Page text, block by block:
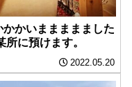
かいままままました
に預けます。
2022.05.20